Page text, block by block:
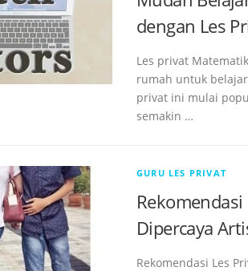
dengan Les
Les privat
rumah untuk
privat ini mulai
semakin …
GURU LES PRIVAT
Dipercaya
Rekomendasi Les